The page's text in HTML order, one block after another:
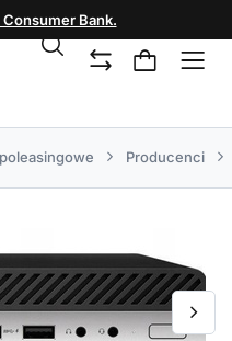
Bank.
Producenci